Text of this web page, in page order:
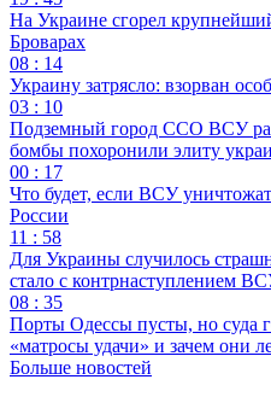
На Украине сгорел
Броварах
08 : 14
Украину затрясло: взорван
03 : 10
Подземный город ССО ВСУ
бомбы похоронили элиту
00 : 17
Что будет, если ВСУ
России
11 : 58
Для Украины случилось
стало с контрнаступлением
08 : 35
Порты Одессы пусты, но суда
«матросы удачи» и зачем они
Больше новостей